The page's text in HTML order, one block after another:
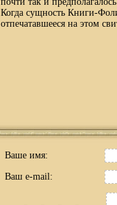
Когда сущность Книги-
отпечатавшееся на этом
Ваше имя:
Ваш e-mail: